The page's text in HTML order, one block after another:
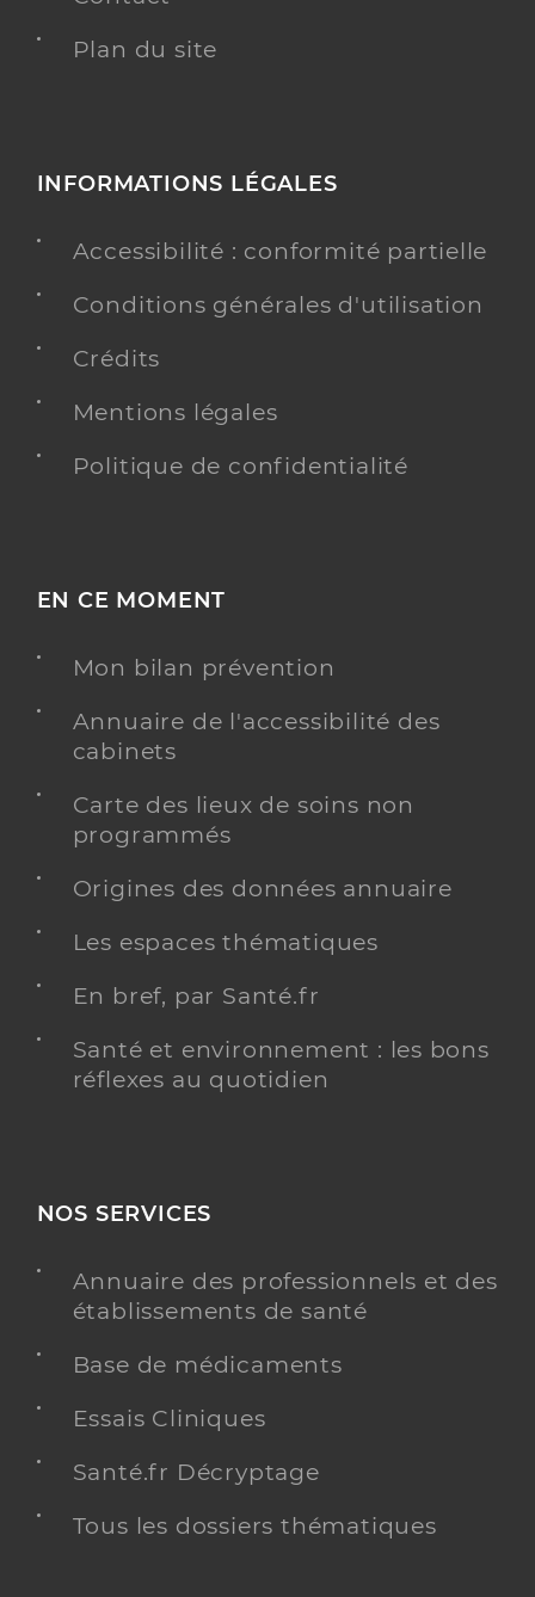
Plan du site
INFORMATIONS LÉGALES
Accessibilité : conformité partielle
Conditions générales d'utilisation
Crédits
Mentions légales
Politique de confidentialité
EN CE MOMENT
Mon bilan prévention
Annuaire de l'accessibilité des
cabinets
Carte des lieux de soins non
programmés
Origines des données annuaire
Les espaces thématiques
En bref, par Santé.fr
Santé et environnement : les bons
réflexes au quotidien
NOS SERVICES
Annuaire des professionnels et des
établissements de santé
Base de médicaments
Essais Cliniques
Santé.fr Décryptage
Tous les dossiers thématiques